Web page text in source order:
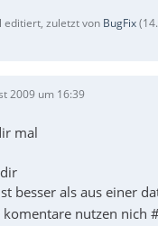
editiert, zuletzt von BugFix(
2009 um 16:39
mal
besser als aus einer
komentare nutzen nich